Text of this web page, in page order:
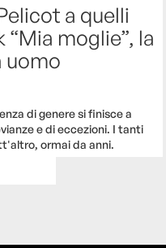
a quelli
moglie”, la
uomo
di genere si finisce a
e di eccezioni. I tanti
ormai da anni.